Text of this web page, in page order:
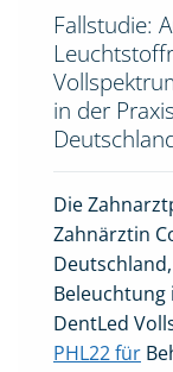
Fallstudie:
in der
Die
Zahnärztin
DentLed
PHL22 für